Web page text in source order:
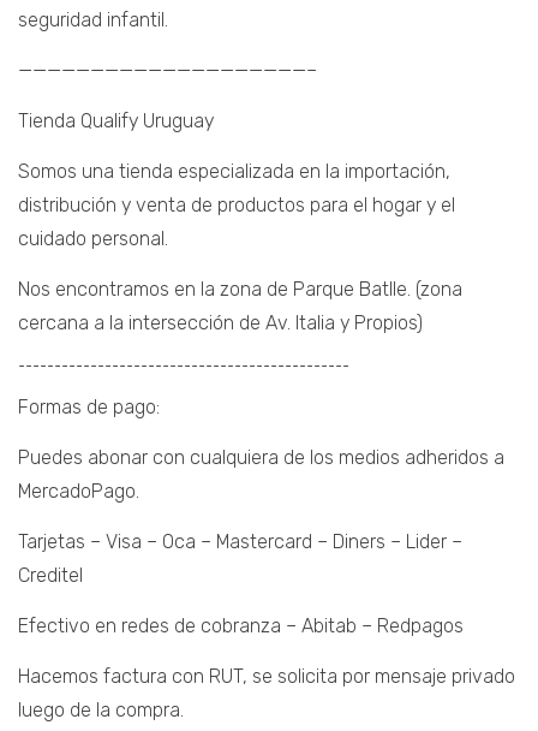
seguridad infantil.
————————————————————–
Tienda Qualify Uruguay
Somos una tienda especializada en la importación,
distribución y venta de productos para el hogar y el
cuidado personal.
Nos encontramos en la zona de Parque Batlle. (zona
cercana a la intersección de Av. Italia y Propios)
¯¯¯¯¯¯¯¯¯¯¯¯¯¯¯¯¯¯¯¯¯¯¯¯¯¯¯¯¯¯¯¯¯¯¯¯¯¯¯¯¯¯¯¯¯¯
Formas de pago:
Puedes abonar con cualquiera de los medios adheridos a
MercadoPago.
Tarjetas – Visa – Oca – Mastercard – Diners – Lider –
Creditel
Efectivo en redes de cobranza – Abitab – Redpagos
Hacemos factura con RUT, se solicita por mensaje privado
luego de la compra.